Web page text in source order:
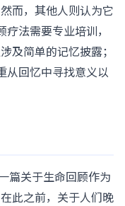
而，其他人则认为它
法需要专业培训，
及简单的记忆披露；
从回忆中寻找意义以
篇关于生命回顾作为
此之前，关于人们晚